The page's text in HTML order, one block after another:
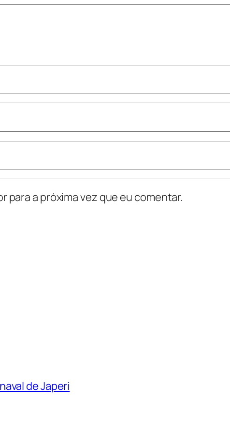
para a próxima vez que eu comentar.
de Japeri